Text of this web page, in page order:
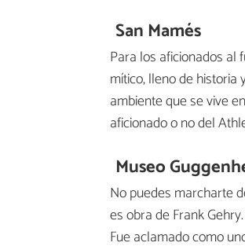
San Mamés
Para los aficionados al
mítico, lleno de historia
ambiente que se vive
aficionado o no del
Museo
No puedes marcharte
es obra de Frank
Fue aclamado como